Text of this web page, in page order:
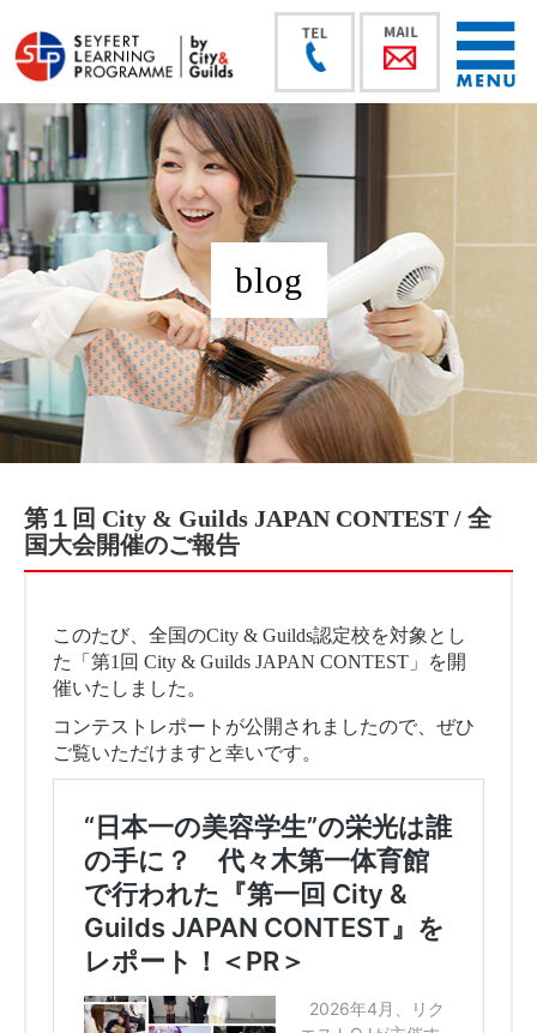
blog
第１回 City & Guilds JAPAN CONTEST / 全
国大会開催のご報告
このたび、全国のCity & Guilds認定校を対象とし
た「第1回 City & Guilds JAPAN CONTEST」を開
催いたしました。
コンテストレポートが公開されましたので、ぜひ
ご覧いただけますと幸いです。